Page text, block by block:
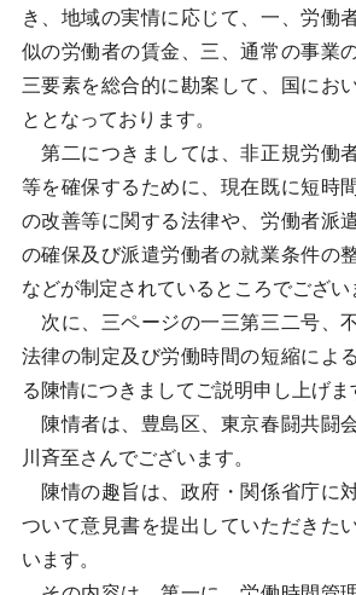
き、地域の実情に応じて、一、労働
似の労働者の賃金、三、通常の事業
三要素を総合的に勘案して、国にお
ととなっております。
第二につきましては、非正規労働
等を確保するために、現在既に短時
の改善等に関する法律や、労働者派
の確保及び派遣労働者の就業条件の
などが制定されているところでござい
次に、三ページの一三第三二号、
法律の制定及び労働時間の短縮によ
る陳情につきましてご説明申し上げま
陳情者は、豊島区、東京春闘共闘
川斉至さんでございます。
陳情の趣旨は、政府・関係省庁に
ついて意見書を提出していただきた
います。